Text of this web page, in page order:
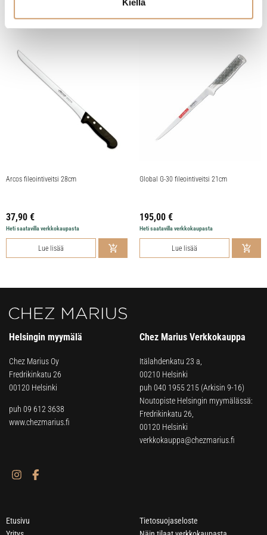
Kiellä
Arcos fileointiveitsi 28cm
37,90 €
Heti saatavilla verkkokaupasta
Lue lisää
Global G-30 fileointiveitsi 21cm
195,00 €
Heti saatavilla verkkokaupasta
Lue lisää
Helsingin myymälä
Chez Marius Oy
Fredrikinkatu 26
00120 Helsinki
puh 09 612 3638
www.chezmarius.fi
Chez Marius Verkkokauppa
Itälahdenkatu 23 a,
00210 Helsinki
puh 040 1955 215 (Arkisin 9-16)
Noutopiste Helsingin myymälässä:
Fredrikinkatu 26,
00120 Helsinki
verkkokauppa@chezmarius.fi
Etusivu
Tietosuojaseloste